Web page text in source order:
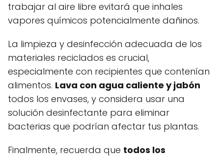
trabajar al aire libre evitará que inhales
vapores químicos potencialmente dañinos.
La limpieza y desinfección adecuada de los
materiales reciclados es crucial,
especialmente con recipientes que contenían
alimentos. Lava con agua caliente y jabón
todos los envases, y considera usar una
solución desinfectante para eliminar
bacterias que podrían afectar tus plantas.
Finalmente, recuerda que todos los